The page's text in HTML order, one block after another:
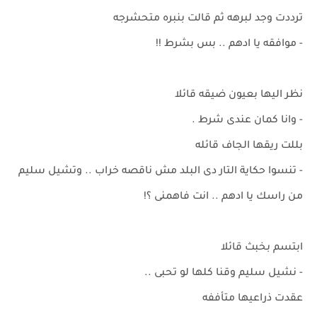
ترددت وجد لبرهه ثم قالت بنبره متحشرجه
- موافقه يا ادهم .. بس بشرط !!
نظر اليها بعيون ضيقه قائلا
- وانا كمان عندى شرط .
بللت ريقها الجاف قائله
- تنسوا حكاية التار دى البلد مش ناقصه خراب .. وتشيل سليم
من راسك يا ادهم .. انت فاهمنى ؟!
ابتسم بخبث قائلا
- نشيل سليم وقنا كلها لو تحبى ..
عقدت ذراعيها متأففه